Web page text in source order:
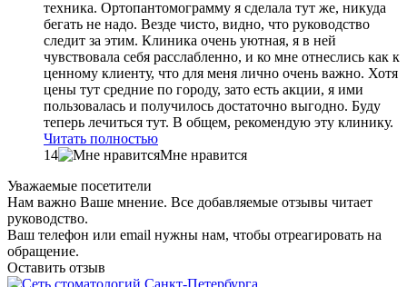
клиники
техника. Ортопантомограмму я сделала тут же, никуда
бегать не надо. Везде чисто, видно, что руководство
следит за этим. Клиника очень уютная, я в ней
чувствовала себя расслабленно, и ко мне отнеслись как к
ценному клиенту, что для меня лично очень важно. Хотя
цены тут средние по городу, зато есть акции, я ими
пользовалась и получилось достаточно выгодно. Буду
теперь лечиться тут. В общем, рекомендую эту клинику.
Читать полностью
14
Мне нравится
Уважаемые посетители
Нам важно Ваше мнение. Все добавляемые отзывы читает
руководство.
Ваш телефон или email нужны нам, чтобы отреагировать на
обращение.
Оставить отзыв